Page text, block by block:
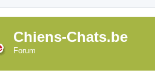
Chiens-Chats.be
Forum